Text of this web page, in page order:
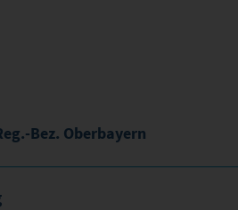
Bez. Oberbayern